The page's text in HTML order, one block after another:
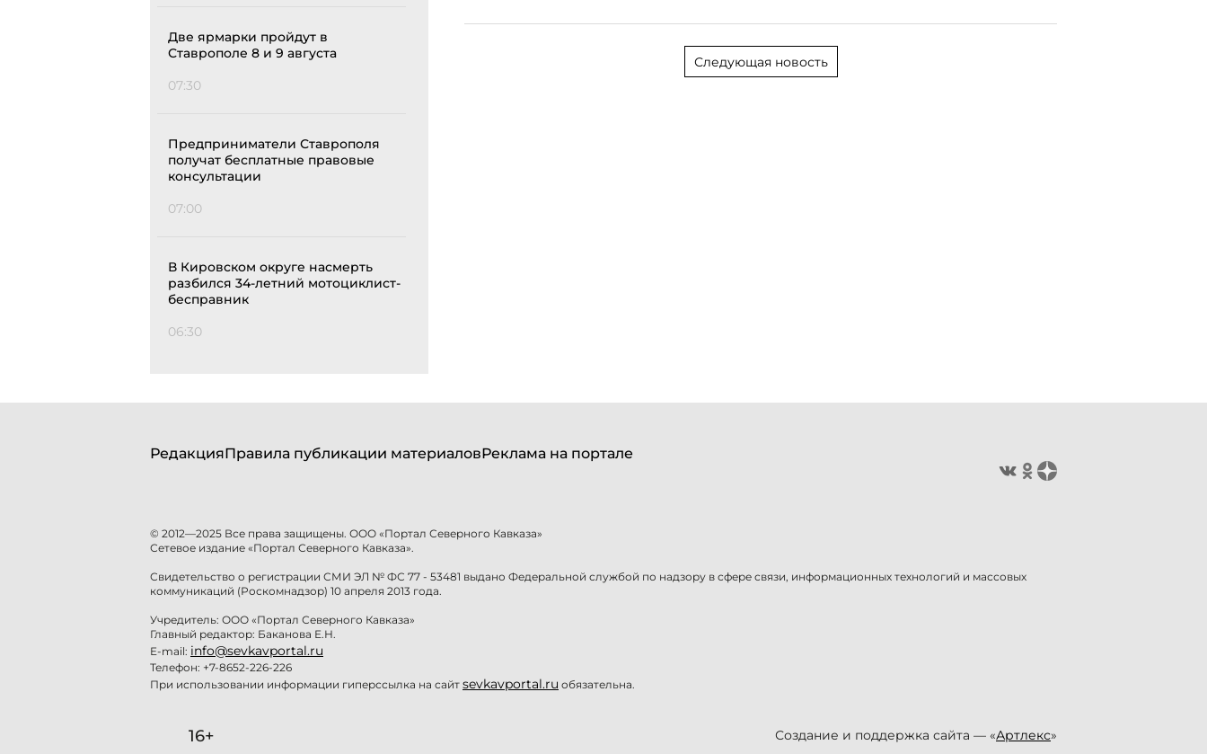
Две ярмарки пройдут в
Ставрополе 8 и 9 августа
07:30
Предприниматели Ставрополя
получат бесплатные правовые
консультации
07:00
В Кировском округе насмерть
разбился 34-летний мотоциклист-
бесправник
06:30
Следующая новость
РедакцияПравила публикации материаловРеклама на портале
© 2012—2025 Все права защищены. ООО «Портал Северного Кавказа»
Сетевое издание «Портал Северного Кавказа».
Свидетельство о регистрации СМИ ЭЛ № ФС 77 - 53481 выдано Федеральной службой по надзору в сфере связи, информационных технологий и массовых
коммуникаций (Роскомнадзор) 10 апреля 2013 года.
Учредитель: ООО «Портал Северного Кавказа»
Главный редактор: Баканова Е.Н.
E-mail: info@sevkavportal.ru
Телефон: +7-8652-226-226
При использовании информации гиперссылка на сайт sevkavportal.ru обязательна.
16+ Создание и поддержка сайта — «Артлекс»